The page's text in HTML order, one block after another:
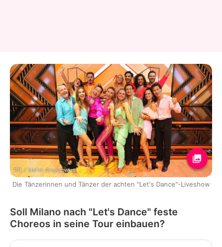
RTL / Stefan Gregorowius
Die Tänzerinnen und Tänzer der achten "Let's Dance"-Liveshow
Soll Milano nach "Let's Dance" feste
Choreos in seine Tour einbauen?